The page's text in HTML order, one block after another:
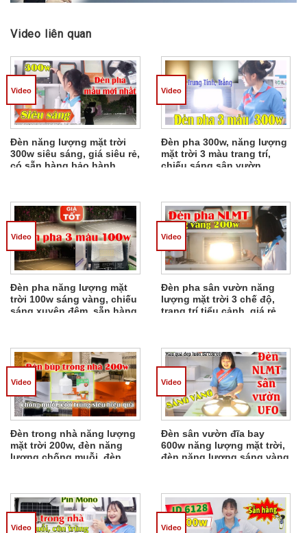
Video liên quan
Đèn năng lượng mặt trời
300w siêu sáng, giá siêu rẻ,
có sẵn hàng bảo hành
Video
Đèn pha 300w, năng lượng
mặt trời 3 màu trang trí,
chiếu sáng sân vườn
Video
Đèn pha năng lượng mặt
trời 100w sáng vàng, chiếu
sáng xuyên đêm, sẵn hàng
Video
Đèn pha sân vườn năng
lượng mặt trời 3 chế độ,
trang trí tiểu cảnh, giá rẻ
Video
Đèn trong nhà năng lượng
mặt trời 200w, đèn năng
lượng chống muỗi, đèn
Video
Đèn sân vườn đĩa bay
600w năng lượng mặt trời,
đèn năng lượng sáng vàng
Video
Video Video